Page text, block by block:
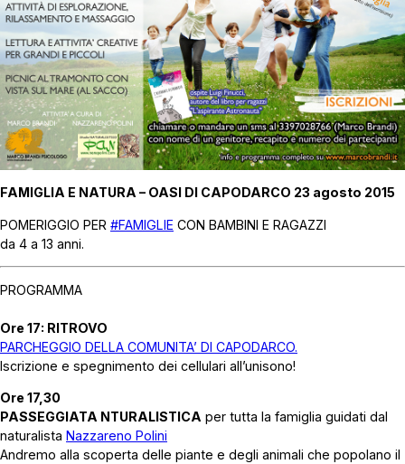
FAMIGLIA E NATURA – OASI DI CAPODARCO 23 agosto 2015
POMERIGGIO PER #FAMIGLIE CON BAMBINI E RAGAZZI
da 4 a 13 anni.
PROGRAMMA
Ore 17: RITROVO
PARCHEGGIO DELLA COMUNITA’ DI CAPODARCO.
Iscrizione e spegnimento dei cellulari all’unisono!
Ore 17,30
PASSEGGIATA NTURALISTICA per tutta la famiglia guidati dal
naturalista Nazzareno Polini
Andremo alla scoperta delle piante e degli animali che popolano il